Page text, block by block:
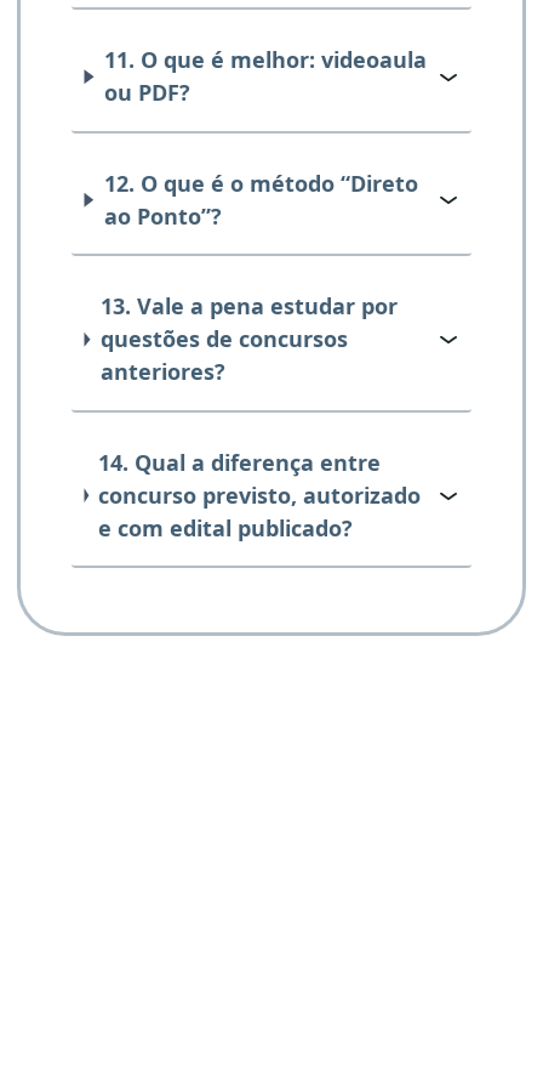
11. O que é melhor: videoaula
ou PDF?
12. O que é o método “Direto
ao Ponto”?
13. Vale a pena estudar por
questões de concursos
anteriores?
14. Qual a diferença entre
concurso previsto, autorizado
e com edital publicado?